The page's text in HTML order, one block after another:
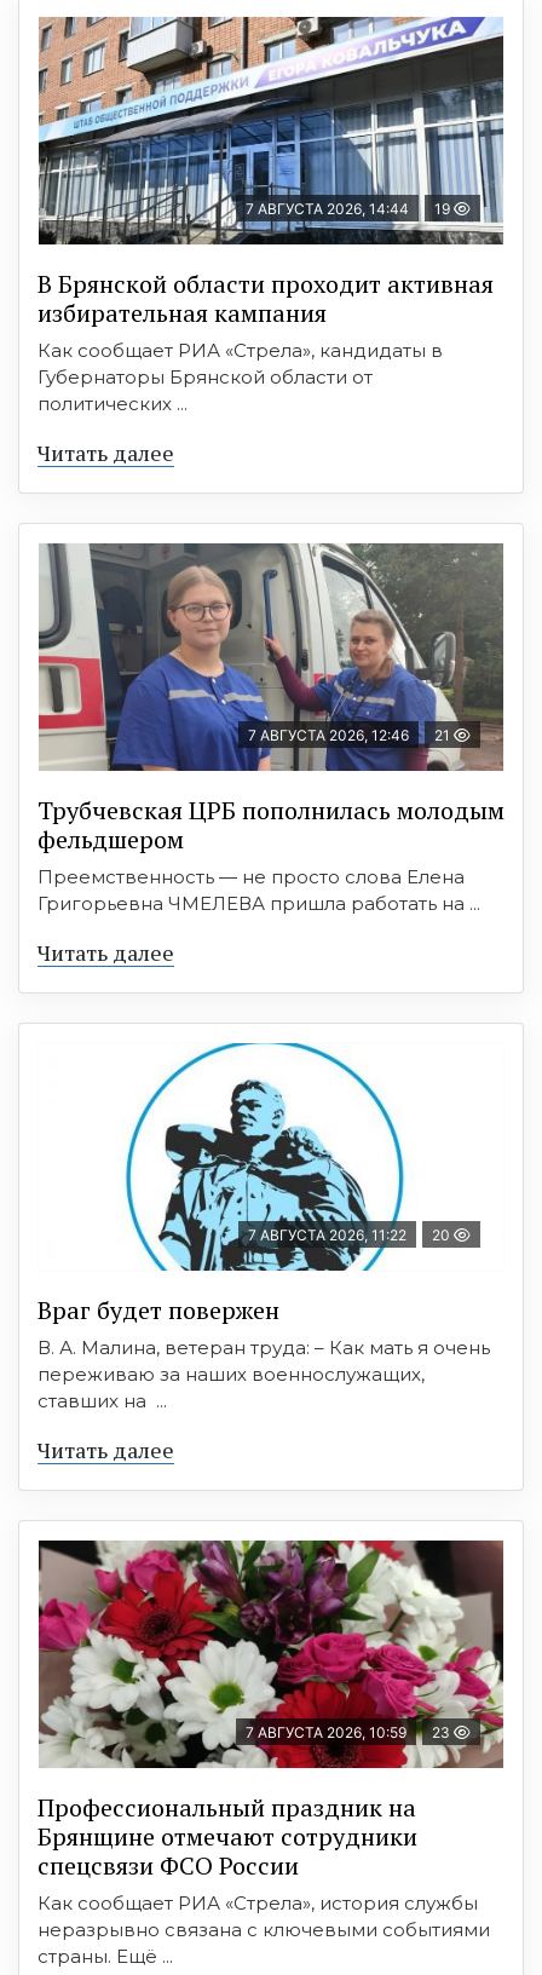
7 АВГУСТА 2026, 14:44 19
В Брянской области проходит активная
избирательная кампания
Как сообщает РИА «Стрела», кандидаты в
Губернаторы Брянской области от
политических ...
Читать далее
7 АВГУСТА 2026, 12:46 21
Трубчевская ЦРБ пополнилась молодым
фельдшером
Преемственность — не просто слова Елена
Григорьевна ЧМЕЛЕВА пришла работать на ...
Читать далее
7 АВГУСТА 2026, 11:22 20
Враг будет повержен
В. А. Малина, ветеран труда: – Как мать я очень
переживаю за наших военнослужащих,
ставших на ...
Читать далее
7 АВГУСТА 2026, 10:59 23
Профессиональный праздник на
Брянщине отмечают сотрудники
спецсвязи ФСО России
Как сообщает РИА «Стрела», история службы
неразрывно связана с ключевыми событиями
страны. Ещё ...